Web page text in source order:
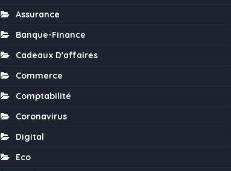
Assurance
Banque-Finance
Cadeaux D'affaires
Commerce
Comptabilité
Coronavirus
Digital
Eco